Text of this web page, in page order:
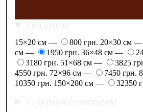
15×20 см — 800 грн. 20×30 см —
см —
1950 грн. 36×48 см —
3180 грн. 51×68 см — 3825
4550 грн. 72×96 см — 7450 грн.
10350 грн. 150×200 см — 32350